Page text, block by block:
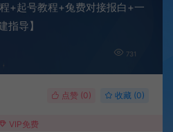
+起号教程+兔费对接报白+一
指导】
731
点赞 (0) 收藏 (0)
VIP免费